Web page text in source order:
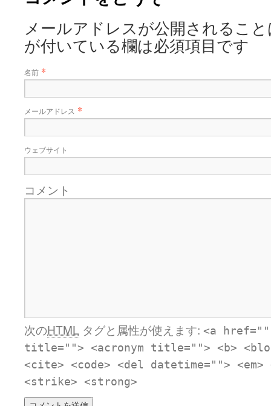
メールアドレスが公開されるこ
が付いている欄は必須項目です
名前 *
メールアドレス *
ウェブサイト
コメント
次のHTML タグと属性が使えます: <a
title=""> <acronym title=""> <b>
<cite> <code> <del datetime="">
<strike> <strong>